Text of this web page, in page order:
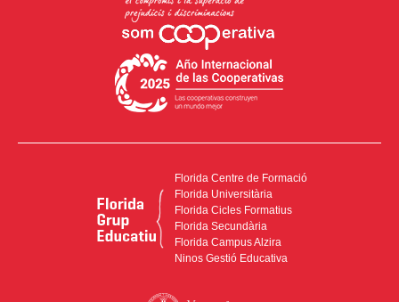
Florida Centre de Formació
Florida Universitària
Florida Cicles Formatius
Florida Secundària
Florida Campus Alzira
Ninos Gestió Educativa